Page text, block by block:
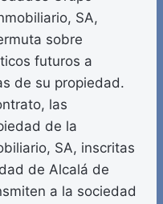
SA,
sobre
futuros a
de su propiedad.
las
de la
SA, inscritas
de Alcalá de
a la sociedad